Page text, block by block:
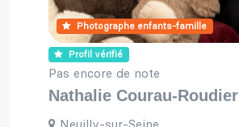
Photographe enfants-famille
Profil vérifié
Pas encore de note
Nathalie Courau-Roudier